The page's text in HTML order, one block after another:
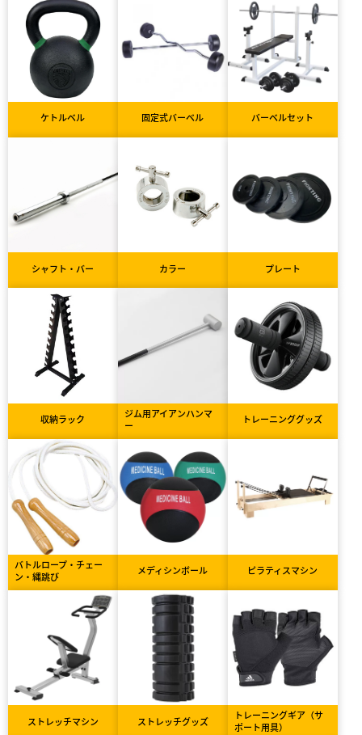
ケトルベル 固定式バーベル バーベルセット
シャフト・バー カラー プレート
収納ラック
ジム用アイアンハンマ
ー
トレーニンググッズ
バトルロープ・チェー
ン・縄跳び
メディシンボール ピラティスマシン
ストレッチマシン ストレッチグッズ
トレーニングギア（サ
ポート用具）